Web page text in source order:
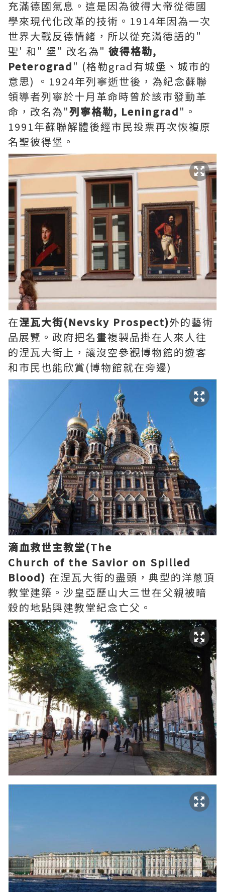
充滿德國氣息。這是因為彼得大帝從德國
學來現代化改革的技術。1914年因為一次
世界大戰反德情緒，所以從充滿德語的"
聖' 和" 堡" 改名為" 彼得格勒,
Peterograd" (格勒grad有城堡、城市的
意思) 。1924年列寧逝世後，為紀念蘇聯
領導者列寧於十月革命時曾於該市發動革
命，改名為"列寧格勒, Leningrad"。
1991年蘇聯解體後經市民投票再次恢複原
名聖彼得堡。
在涅瓦大街(Nevsky Prospect)外的藝術
品展覽。政府把名畫複製品掛在人來人往
的涅瓦大街上，讓沒空參觀博物館的遊客
和市民也能欣賞(博物館就在旁邊)
滴血救世主教堂(The
Church of the Savior on Spilled
Blood) 在涅瓦大街的盡頭，典型的洋蔥頂
教堂建築。沙皇亞歷山大三世在父親被暗
殺的地點興建教堂紀念亡父。